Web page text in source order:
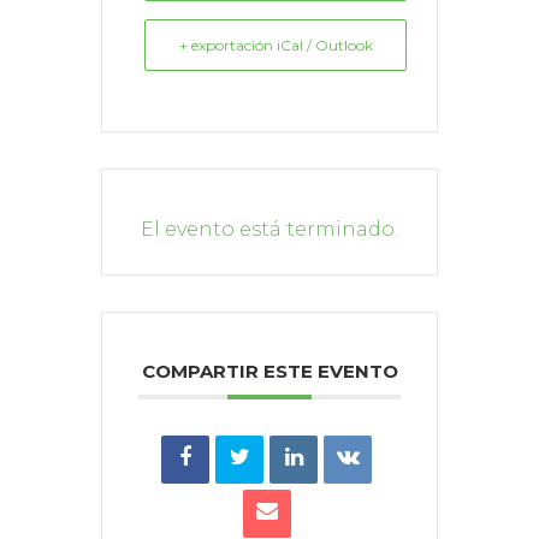
+ exportación iCal / Outlook
El evento está terminado.
COMPARTIR ESTE EVENTO